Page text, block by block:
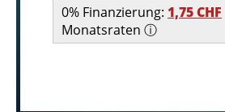
0% Finanzierung: 1,75 CHF
Monatsraten ⓘ